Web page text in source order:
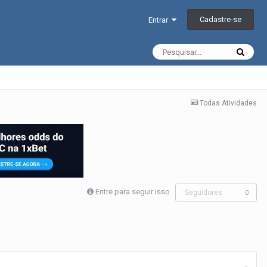
Entrar Cadastre-se
Todas Atividades
Entre para seguir isso Seguidores 0